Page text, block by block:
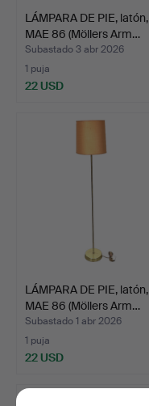
LÁMPARA DE PIE, latón,
MAE 86 (Möllers Arm…
Subastado 3 abr 2026
1 puja
22 USD
LÁMPARA DE PIE, latón,
MAE 86 (Möllers Arm…
Subastado 1 abr 2026
1 puja
22 USD